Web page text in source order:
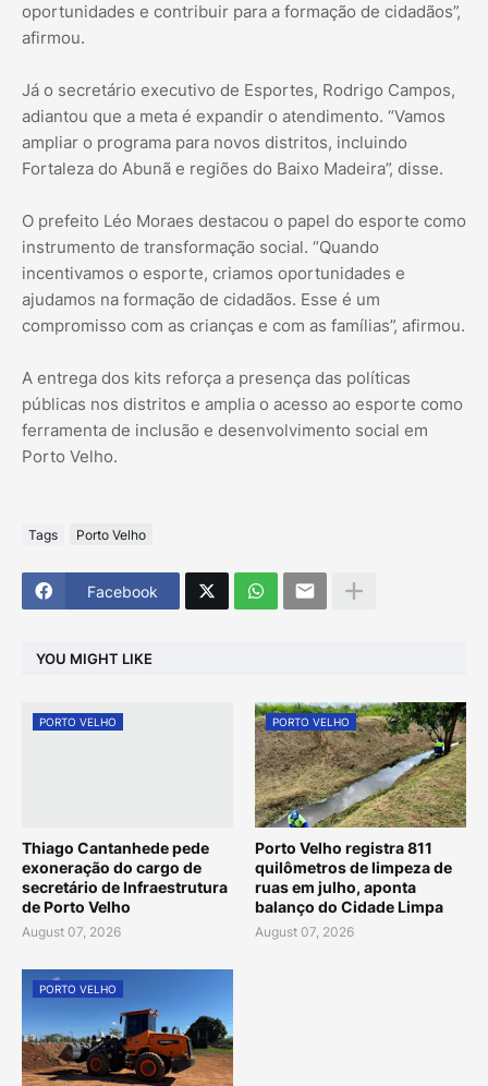
oportunidades e contribuir para a formação de cidadãos”,
afirmou.
Já o secretário executivo de Esportes, Rodrigo Campos,
adiantou que a meta é expandir o atendimento. “Vamos
ampliar o programa para novos distritos, incluindo
Fortaleza do Abunã e regiões do Baixo Madeira”, disse.
O prefeito Léo Moraes destacou o papel do esporte como
instrumento de transformação social. “Quando
incentivamos o esporte, criamos oportunidades e
ajudamos na formação de cidadãos. Esse é um
compromisso com as crianças e com as famílias”, afirmou.
A entrega dos kits reforça a presença das políticas
públicas nos distritos e amplia o acesso ao esporte como
ferramenta de inclusão e desenvolvimento social em
Porto Velho.
Tags Porto Velho
Facebook
YOU MIGHT LIKE
PORTO VELHO
Thiago Cantanhede pede
exoneração do cargo de
secretário de Infraestrutura
de Porto Velho
August 07, 2026
PORTO VELHO
Porto Velho registra 811
quilômetros de limpeza de
ruas em julho, aponta
balanço do Cidade Limpa
August 07, 2026
PORTO VELHO